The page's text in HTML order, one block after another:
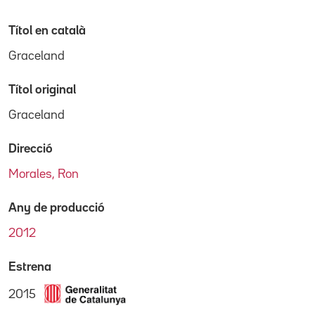
Títol en català
Graceland
Títol original
Graceland
Direcció
Morales, Ron
Any de producció
2012
Estrena
2015